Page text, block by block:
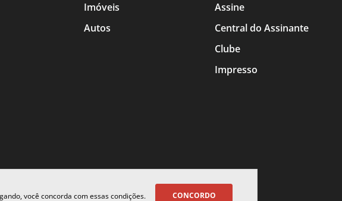
você concorda com essas condições. CONCORDO
Imóveis
Autos
Assine
Central do Assinante
Clube
Impresso